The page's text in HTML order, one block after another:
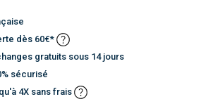
dès 60€*
gratuits sous 14 jours
sécurisé
4X sans frais